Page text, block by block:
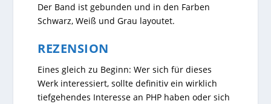
Der Band ist gebunden und in den Farben
Schwarz, Weiß und Grau layoutet.
REZENSION
Eines gleich zu Beginn: Wer sich für dieses
Werk interessiert, sollte definitiv ein wirklich
tiefgehendes Interesse an PHP haben oder sich